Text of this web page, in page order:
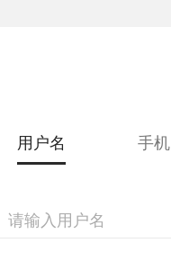
用户名 手机